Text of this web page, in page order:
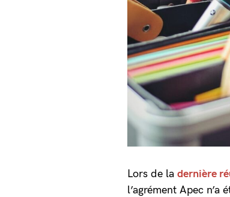
Lors de la dernière
l’agrément Apec n’a